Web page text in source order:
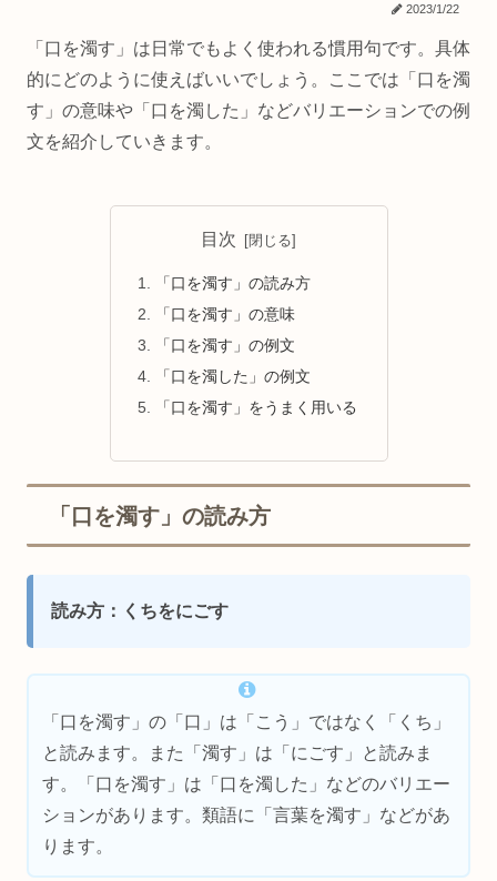
2023/1/22
「口を濁す」は日常でもよく使われる慣用句です。具体
的にどのように使えばいいでしょう。ここでは「口を濁
す」の意味や「口を濁した」などバリエーションでの例
文を紹介していきます。
目次
「口を濁す」の読み方
「口を濁す」の意味
「口を濁す」の例文
「口を濁した」の例文
「口を濁す」をうまく用いる
「口を濁す」の読み方
読み方：くちをにごす
「口を濁す」の「口」は「こう」ではなく「くち」
と読みます。また「濁す」は「にごす」と読みま
す。「口を濁す」は「口を濁した」などのバリエー
ションがあります。類語に「言葉を濁す」などがあ
ります。